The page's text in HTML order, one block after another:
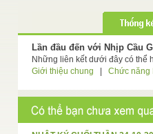
Lần đầu đến với Nhịp Cầu
Những liên kết dưới đây có thể
Giới thiệu chung
Chức năng